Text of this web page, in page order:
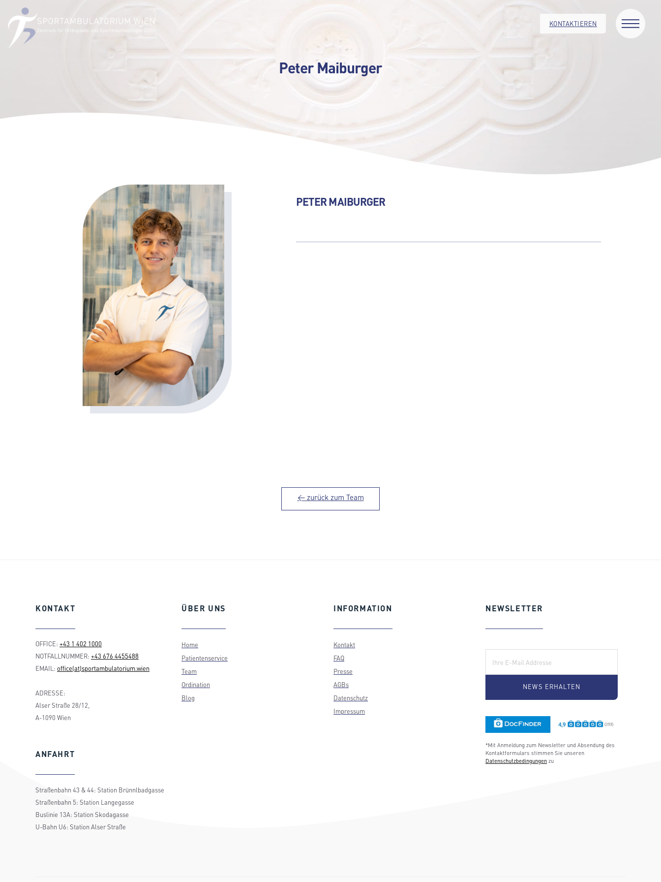
KONTAKTIEREN
Peter Maiburger
PETER MAIBURGER
← zurück zum Team
KONTAKT
OFFICE: +43 1 402 1000
NOTFALLNUMMER: +43 676 4455488
EMAIL: office(at)sportambulatorium.wien
ADRESSE:
Alser Straße 28/12,
A-1090 Wien
ANFAHRT
Straßenbahn 43 & 44: Station Brünnlbadgasse
Straßenbahn 5: Station Langegasse
Buslinie 13A: Station Skodagasse
U-Bahn U6: Station Alser Straße
ÜBER UNS
Home
Patientenservice
Team
Ordination
Blog
INFORMATION
Kontakt
FAQ
Presse
AGBs
Datenschutz
Impressum
NEWSLETTER
*Mit Anmeldung zum Newsletter und Absendung des
Kontaktformulars stimmen Sie unseren
Datenschutzbedingungen zu